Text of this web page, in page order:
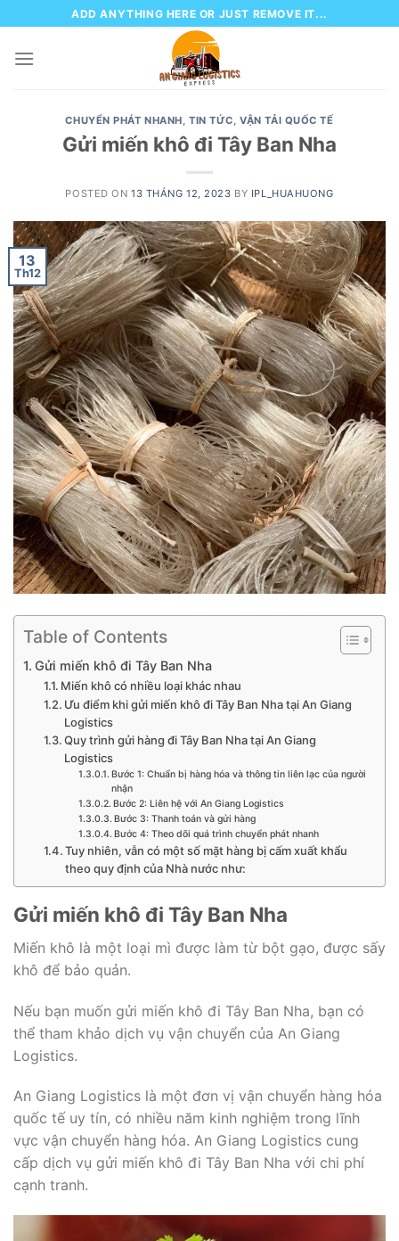
to
content
ADD ANYTHING HERE OR JUST REMOVE IT...
CHUYỂN PHÁT NHANH,TIN TỨC,VẬN TẢI QUỐC TẾ
Gửi miến khô đi Tây Ban Nha
POSTED ON13 THÁNG 12, 2023 BY IPL_HUAHUONG
13
Th12
Table of Contents
Gửi miến khô đi Tây Ban Nha
Miến khô có nhiều loại khác nhau
Ưu điểm khi gửi miến khô đi Tây Ban Nha tại An Giang
Logistics
Quy trình gửi hàng đi Tây Ban Nha tại An Giang
Logistics
Bước 1: Chuẩn bị hàng hóa và thông tin liên lạc của người
nhận
Bước 2: Liên hệ với An Giang Logistics
Bước 3: Thanh toán và gửi hàng
Bước 4: Theo dõi quá trình chuyển phát nhanh
Tuy nhiên, vẫn có một số mặt hàng bị cấm xuất khẩu
theo quy định của Nhà nước như:
Gửi miến khô đi Tây Ban Nha
Miến khô là một loại mì được làm từ bột gạo, được sấy
khô để bảo quản.
Nếu bạn muốn gửi miến khô đi Tây Ban Nha, bạn có
thể tham khảo dịch vụ vận chuyển của An Giang
Logistics.
An Giang Logistics là một đơn vị vận chuyển hàng hóa
quốc tế uy tín, có nhiều năm kinh nghiệm trong lĩnh
vực vận chuyển hàng hóa. An Giang Logistics cung
cấp dịch vụ gửi miến khô đi Tây Ban Nha với chi phí
cạnh tranh.